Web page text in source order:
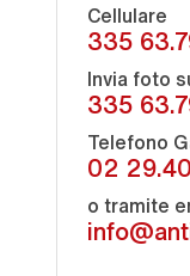
Cellulare
335
Invia foto
335
Telefono
02
o tramite